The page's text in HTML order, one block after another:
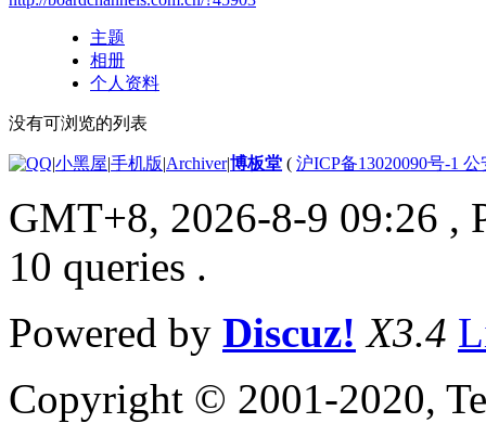
主题
相册
个人资料
没有可浏览的列表
|小黑屋|手机版|Archiver|博板堂 ( 沪ICP备13020090号-1
GMT+8, 2026-8-9 09:26 ,
10 queries .
Powered by Discuz! X3.4
Copyright © 2001-2020,